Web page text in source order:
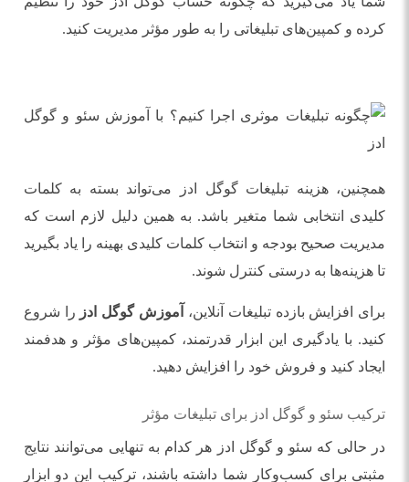
کرده و کمپین‌های تبلیغاتی را به طور مؤثر مدیریت کنید.
همچنین، هزینه تبلیغات گوگل ادز می‌تواند بسته به کلمات
کلیدی انتخابی شما متغیر باشد. به همین دلیل لازم است که
مدیریت صحیح بودجه و انتخاب کلمات کلیدی بهینه را یاد بگیرید
تا هزینه‌ها به درستی کنترل شوند.
برای افزایش بازده تبلیغات آنلاین، آموزش گوگل ادز را شروع
کنید. با یادگیری این ابزار قدرتمند، کمپین‌های مؤثر و هدفمند
ایجاد کنید و فروش خود را افزایش دهید.
ترکیب سئو و گوگل ادز برای تبلیغات مؤثر
در حالی که سئو و گوگل ادز هر کدام به تنهایی می‌توانند نتایج
مثبتی برای کسب‌وکار شما داشته باشند، ترکیب این دو ابزار